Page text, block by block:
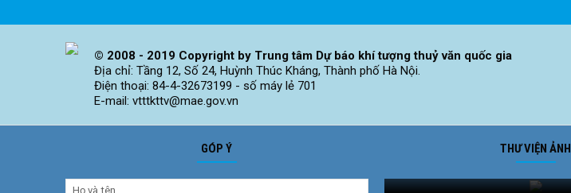
© 2008 - 2019 Copyright by Trung tâm Dự báo khí tượng thuỷ văn quốc gia
Địa chỉ: Tầng 12, Số 24, Huỳnh Thúc Kháng, Thành phố Hà Nội.
Điện thoại: 84-4-32673199 - số máy lẻ 701
E-mail: vtttkttv@mae.gov.vn
GÓP Ý
THƯ VIỆN ẢNH